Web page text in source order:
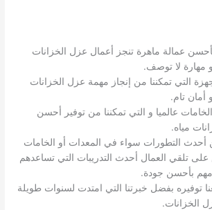
عمالة ماهرة تنجز أعمال عزل الخزانات
مهارة لا توصف.
التي تمكننا من إنجاز مهمة عزل الخزانات
أمان تام.
عالميا و التي تمكننا من توفير أحسن
مياه.
أحدث التطورات سواء في المعدات أو الخامات
على تلقي العمال أحدث التدريبات التي تساعدهم
بأحسن جودة.
توفيره بفضل خبرتنا التي امتدت لسنوات طويلة
الخزانات.